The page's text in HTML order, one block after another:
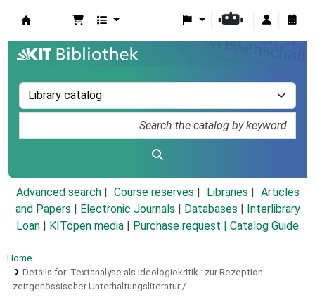
Advanced search Course reserves Libraries
Articles
and Papers
Electronic Journals Databases
Interlibrary
Loan
KITopen media Purchase request | Catalog Guide
Home
Details for: Textanalyse als Ideologiekritik : zur Rezeption
zeitgenössischer Unterhaltungsliteratur /